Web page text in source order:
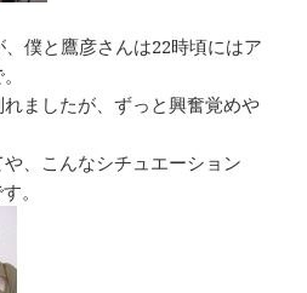
僕と鷹彦さんは22時頃にはア
ましたが、ずっと興奮覚めや
、こんなシチュエーション
。